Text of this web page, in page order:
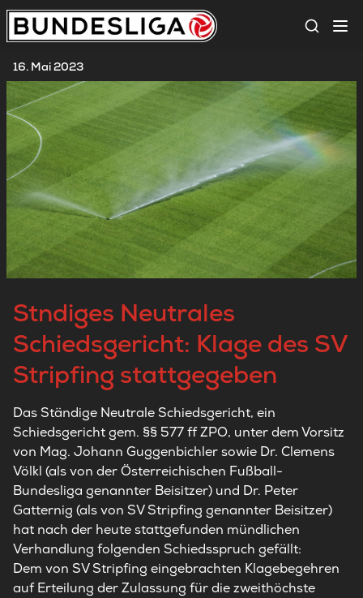
Suche
16. Mai 2023
Stndiges Neutrales
Schiedsgericht: Klage des SV
Stripfing stattgegeben
Das Ständige Neutrale Schiedsgericht, ein
Schiedsgericht gem. §§ 577 ff ZPO, unter dem Vorsitz
von Mag. Johann Guggenbichler sowie Dr. Clemens
Völkl (als von der Österreichischen Fußball-
Bundesliga genannter Beisitzer) und Dr. Peter
Gatternig (als von SV Stripfing genannter Beisitzer)
hat nach der heute stattgefunden mündlichen
Verhandlung folgenden Schiedsspruch gefällt:
Dem von SV Stripfing eingebrachten Klagebegehren
auf Erteilung der Zulassung für die zweithöchste